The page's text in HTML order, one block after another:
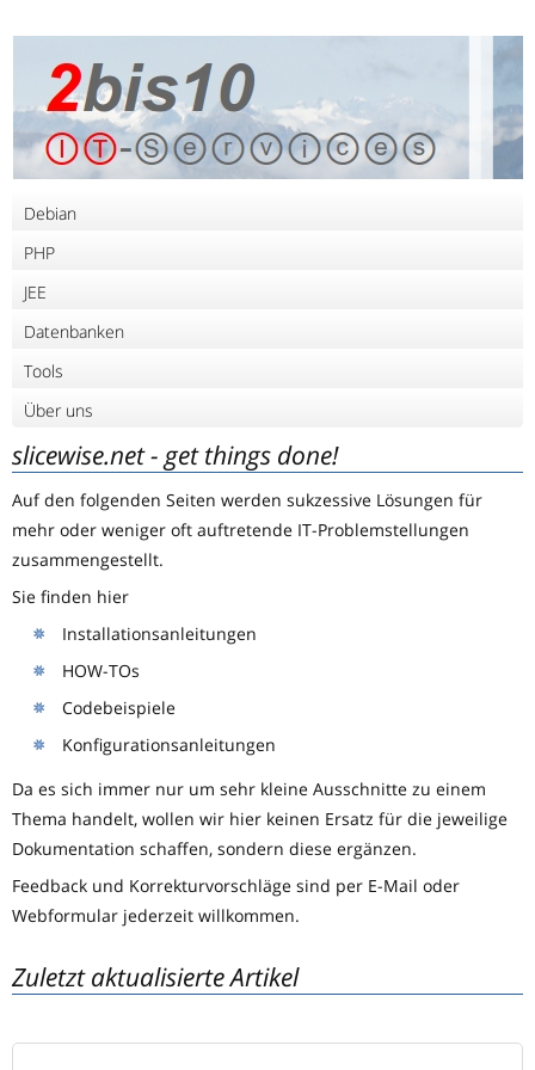
Debian
PHP
JEE
Datenbanken
Tools
Über uns
slicewise.net - get things done!
Auf den folgenden Seiten werden sukzessive Lösungen für
mehr oder weniger oft auftretende IT-Problemstellungen
zusammengestellt.
Sie finden hier
Installationsanleitungen
HOW-TOs
Codebeispiele
Konfigurationsanleitungen
Da es sich immer nur um sehr kleine Ausschnitte zu einem
Thema handelt, wollen wir hier keinen Ersatz für die jeweilige
Dokumentation schaffen, sondern diese ergänzen.
Feedback und Korrekturvorschläge sind per E-Mail oder
Webformular jederzeit willkommen.
Zuletzt aktualisierte Artikel